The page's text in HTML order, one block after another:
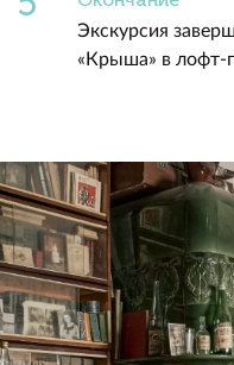
Экскурсия
«Крыша» в лофт-